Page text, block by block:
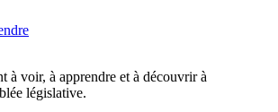
à voir, à apprendre et à découvrir à
législative.